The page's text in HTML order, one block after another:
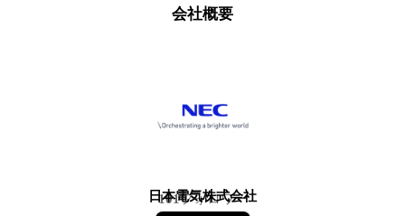
会社概要
日本電気株式会社
101フォロワー